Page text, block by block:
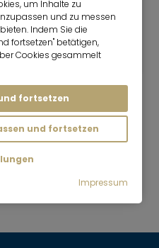
7.450
€/Monat
um Inhalte zu
und zu messen
Indem Sie die
fortsetzen" betätigen,
Cookies gesammelt
fortsetzen
und fortsetzen
Impressum